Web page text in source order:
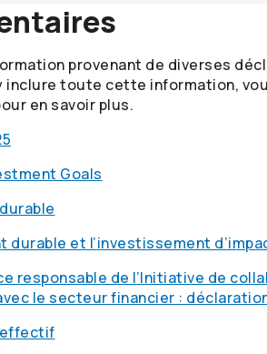
provenant de diverses
inclure toute cette information,
en savoir plus.
Goals
et l’investissement
responsable de l’Initiative de
le secteur financier :